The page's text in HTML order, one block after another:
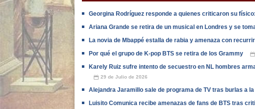
Georgina Rodríguez responde a quienes criticaron su
Ariana Grande se retira de un musical en Londres y se
La novia de Mbappé estalla de rabia y amenaza con
Por qué el grupo de K-pop BTS se retira de los Grammy 📅
Karely Ruiz sufre intento de secuestro en NL hombres
📅 29 de Julio de 2026
Alejandra Jaramillo sale de programa de TV tras burlas a
Luisito Comunica recibe amenazas de fans de BTS tras